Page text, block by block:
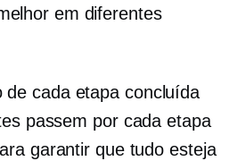
em diferentes
de cada etapa concluída
passem por cada etapa
garantir que tudo esteja